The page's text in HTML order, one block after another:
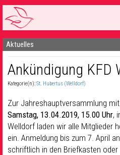
Startseite
1 Pfarrei
16 Gemeinden & mehr
Gottesdienste & Sinnsuche
Sakramente & Feste
Gemeinschaft & Soziales
Aktuelles
Ankündigung KFD
Kategorie(n):St. Hubertus (Welldorf)
Zur Jahreshauptversammlung
Samstag, 13.04.2019, 15.00 Uhr,
Welldorf laden wir alle Mitglieder
ein. Anmeldung bis zum 7. April
schriftlich in den Briefkasten